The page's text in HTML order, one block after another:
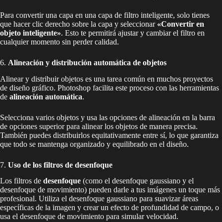
Para convertir una capa en una capa de filtro inteligente, solo tienes
que hacer clic derecho sobre la capa y seleccionar «Convertir en
objeto inteligente». Esto te permitirá ajustar y cambiar el filtro en
cualquier momento sin perder calidad.
6. Alineación y distribución automática de objetos
Alinear y distribuir objetos es una tarea común en muchos proyectos
de diseño gráfico. Photoshop facilita este proceso con las herramientas
de alineación automática.
Selecciona varios objetos y usa las opciones de alineación en la barra
de opciones superior para alinear los objetos de manera precisa.
También puedes distribuirlos equitativamente entre sí, lo que garantiza
que todo se mantenga organizado y equilibrado en el diseño.
7. Uso de los filtros de desenfoque
Los filtros de desenfoque (como el desenfoque gaussiano y el
desenfoque de movimiento) pueden darle a tus imágenes un toque más
profesional. Utiliza el desenfoque gaussiano para suavizar áreas
específicas de la imagen y crear un efecto de profundidad de campo, o
usa el desenfoque de movimiento para simular velocidad.